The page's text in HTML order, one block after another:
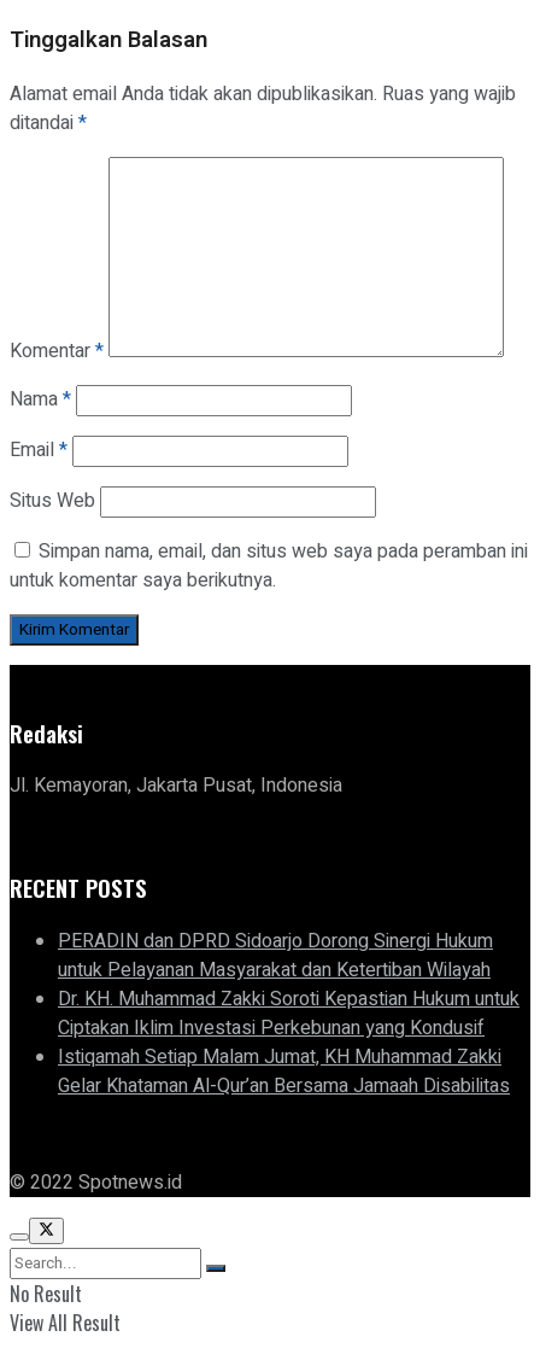
Tinggalkan Balasan
Alamat email Anda tidak akan dipublikasikan. Ruas yang wajib
ditandai*
Komentar*
Nama*
Email*
Situs Web
Simpan nama, email, dan situs web saya pada peramban ini
untuk komentar saya berikutnya.
Redaksi
Jl. Kemayoran, Jakarta Pusat, Indonesia
RECENT POSTS
PERADIN dan DPRD Sidoarjo Dorong Sinergi Hukum
untuk Pelayanan Masyarakat dan Ketertiban Wilayah
Dr. KH. Muhammad Zakki Soroti Kepastian Hukum untuk
Ciptakan Iklim Investasi Perkebunan yang Kondusif
Istiqamah Setiap Malam Jumat, KH Muhammad Zakki
Gelar Khataman Al-Qur’an Bersama Jamaah Disabilitas
© 2022 Spotnews.id
No Result
View All Result